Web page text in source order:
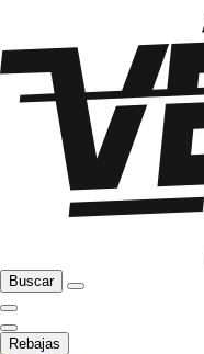
Buscar
Rebajas